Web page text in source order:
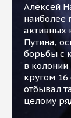
Алексей
наиболее
активных
Путина,
борьбы с
в
кругом
отбывал
целому